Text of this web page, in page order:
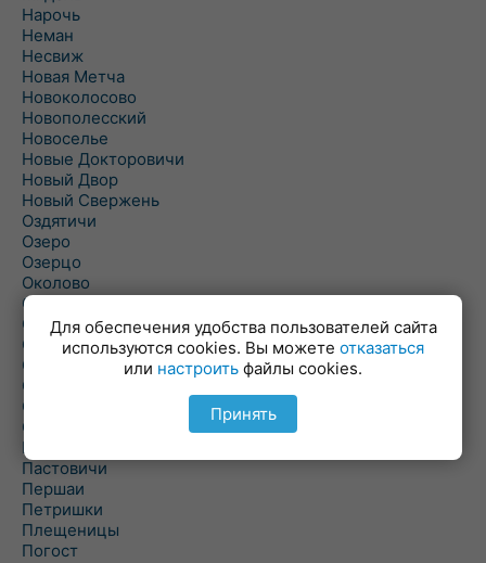
Нарочь
Неман
Несвиж
Новая Метча
Новоколосово
Новополесский
Новоселье
Новые Докторовичи
Новый Двор
Новый Свержень
Оздятичи
Озеро
Озерцо
Околово
Октябрь
Октябрьский
Олехновичи
Омговичи
Оношки
Осовец
Острошицкий Городок
Пасека
Пастовичи
Першаи
Петришки
Плещеницы
Погост
Для обеспечения удобства пользователей сайта
используются cookies. Вы можете отказаться
или настроить файлы cookies.
Принять